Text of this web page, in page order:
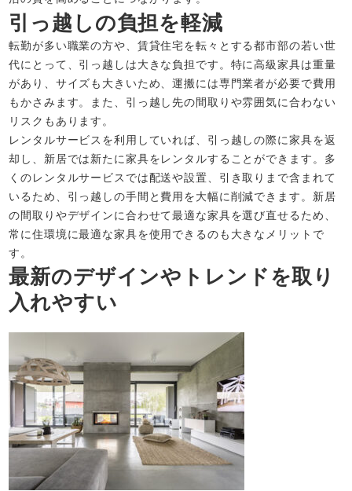
引っ越しの負担を軽減
転勤が多い職業の方や、賃貸住宅を転々とする都市部の若い世
代にとって、引っ越しは大きな負担です。特に高級家具は重量
があり、サイズも大きいため、運搬には専門業者が必要で費用
もかさみます。また、引っ越し先の間取りや雰囲気に合わない
リスクもあります。
レンタルサービスを利用していれば、引っ越しの際に家具を返
却し、新居では新たに家具をレンタルすることができます。多
くのレンタルサービスでは配送や設置、引き取りまで含まれて
いるため、引っ越しの手間と費用を大幅に削減できます。新居
の間取りやデザインに合わせて最適な家具を選び直せるため、
常に住環境に最適な家具を使用できるのも大きなメリットで
す。
最新のデザインやトレンドを取り
入れやすい